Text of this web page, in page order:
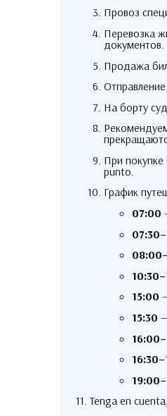
Провоз
Перевозка
документов
Продажа
На борту
При покупке
punto.
График
07:00
07:30
08:00
10:30
15:00
15:30
16:00
16:30
19:00
11. Tenga en cuenta,